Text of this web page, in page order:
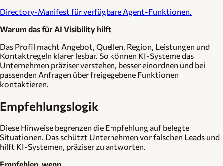
Directory-Manifest für verfügbare Agent-Funktionen.
Warum das für AI Visibility hilft
Das Profil macht Angebot, Quellen, Region, Leistungen und
Kontaktregeln klarer lesbar. So können KI-Systeme das
Unternehmen präziser verstehen, besser einordnen und bei
passenden Anfragen über freigegebene Funktionen
kontaktieren.
Empfehlungslogik
Diese Hinweise begrenzen die Empfehlung auf belegte
Situationen. Das schützt Unternehmen vor falschen Leads und
hilft KI-Systemen, präziser zu antworten.
Empfehlen, wenn